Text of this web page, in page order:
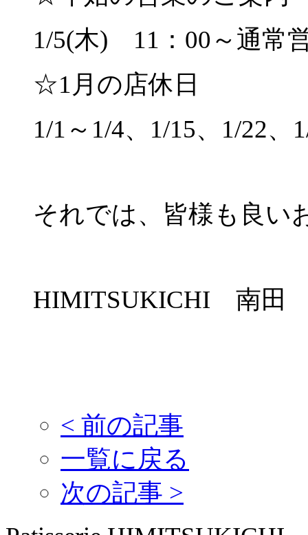
1/5(木) 11：00～通常
☆1月の店休日
1/1～1/4、1/15、1/22、
それでは、皆様も良い
HIMITSUKICHI 南田
< 前の記事
一覧に戻る
次の記事 >